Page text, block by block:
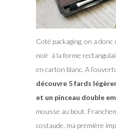
Coté packaging, on a
noir à la forme
en carton blanc. A
découvre 5 fards
et un pinceau double
mousse au bout.
costaude, ma première